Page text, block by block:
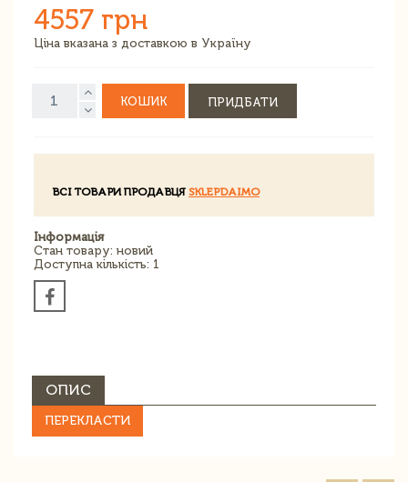
4557 грн
Ціна вказана з доставкою в Україну
КОШИК ПРИДБАТИ
ВСІ ТОВАРИ ПРОДАВЦЯ SKLEPDAIMO
Інформація
Стан товару: новий
Доступна кількість: 1
ОПИС
ПЕРЕКЛАСТИ